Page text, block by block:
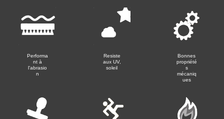
Performa
nt à
l'abrasio
n
Resiste
aux UV,
soleil
Bonnes
propriété
s
mécaniq
ues